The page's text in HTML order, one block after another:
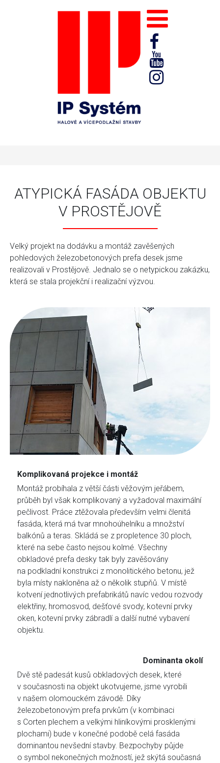
ATYPICKÁ FASÁDA OBJEKTU
V PROSTĚJOVĚ
Velký projekt na dodávku a montáž zavěšených
pohledových železobetonových prefa desek jsme
realizovali v Prostějově. Jednalo se o netypickou zakázku,
která se stala projekční i realizační výzvou.
Komplikovaná projekce i montáž
Montáž probíhala z větší části věžovým jeřábem,
průběh byl však komplikovaný a vyžadoval maximální
pečlivost. Práce ztěžovala především velmi členitá
fasáda, která má tvar mnohoúhelníku a množství
balkónů a teras. Skládá se z propletence 30 ploch,
které na sebe často nejsou kolmé. Všechny
obkladové prefa desky tak byly zavěšovány
na podkladní konstrukci z monolitického betonu, jež
byla místy nakloněna až o několik stupňů. V místě
kotvení jednotlivých prefabrikátů navíc vedou rozvody
elektřiny, hromosvod, dešťové svody, kotevní prvky
oken, kotevní prvky zábradlí a další nutné vybavení
objektu.
Dominanta okolí
Dvě stě padesát kusů obkladových desek, které
v současnosti na objekt ukotvujeme, jsme vyrobili
v našem olomouckém závodě. Díky
železobetonovým prefa prvkům (v kombinaci
s Corten plechem a velkými hliníkovými prosklenými
plochami) bude v konečné podobě celá fasáda
dominantou nevšední stavby. Bezpochyby půjde
o symbol nekonečných možností, jež skýtá současná